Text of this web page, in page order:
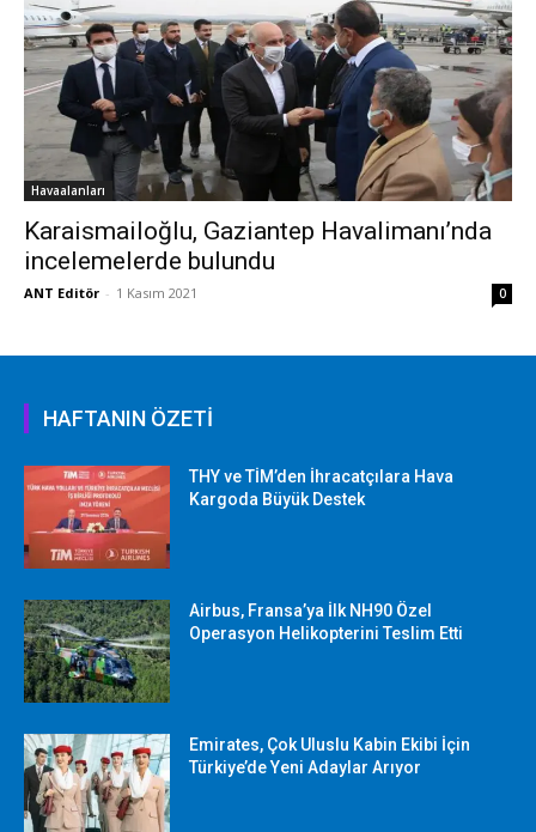
Havaalanları
Karaismailoğlu, Gaziantep Havalimanı’nda
incelemelerde bulundu
ANT Editör - 1 Kasım 2021 0
HAFTANIN ÖZETİ
THY ve TİM’den İhracatçılara Hava
Kargoda Büyük Destek
Airbus, Fransa’ya İlk NH90 Özel
Operasyon Helikopterini Teslim Etti
Emirates, Çok Uluslu Kabin Ekibi İçin
Türkiye’de Yeni Adaylar Arıyor